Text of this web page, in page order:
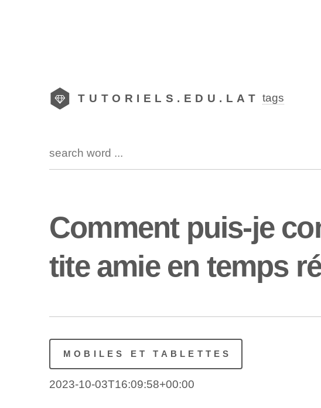
TUTORIELS.EDU.LAT tags
Comment puis-je
tite amie en temps
MOBILES ET TABLETTES
2023-10-03T16:09:58+00:00